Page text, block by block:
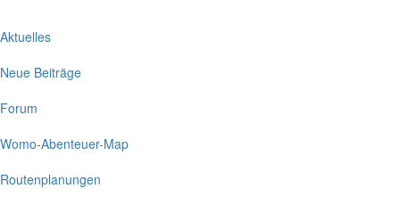
Aktuelles
Neue Beiträge
Forum
Womo-Abenteuer-Map
Routenplanungen